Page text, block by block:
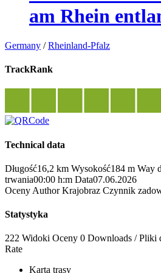
am Rhein
Germany /Rheinland-Pfalz
TrackRank
Technical data
Długość16,2 km Wysokość184 m Way
trwania00:00 h:m Data07.06.2026
Oceny Author Krajobraz Czynnik
Statystyka
222 Widoki Oceny 0 Downloads / Pliki
Rate
Karta trasy